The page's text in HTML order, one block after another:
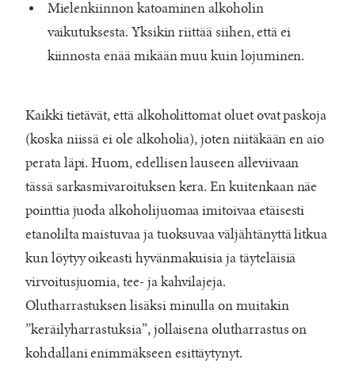
Mielenkiinnon katoaminen alkoholin
vaikutuksesta. Yksikin riittää siihen, että ei
kiinnosta enää mikään muu kuin lojuminen.
Kaikki tietävät, että alkoholittomat oluet ovat paskoja
(koska niissä ei ole alkoholia), joten niitäkään en aio
perata läpi. Huom, edellisen lauseen alleviivaan
tässä sarkasmivaroituksen kera. En kuitenkaan näe
pointtia juoda alkoholijuomaa imitoivaa etäisesti
etanolilta maistuvaa ja tuoksuvaa väljähtänyttä litkua
kun löytyy oikeasti hyvänmakuisia ja täyteläisiä
virvoitusjuomia, tee- ja kahvilajeja.
Olutharrastuksen lisäksi minulla on muitakin
”keräilyharrastuksia”, jollaisena olutharrastus on
kohdallani enimmäkseen esittäytynyt.